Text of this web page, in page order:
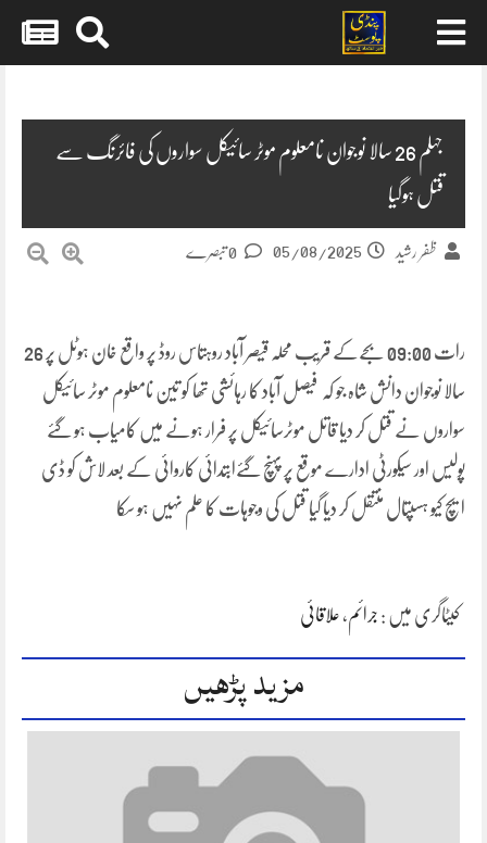
جہلم 26 سالا نوجوان نامعلوم موٹر سائیکل سواروں کی فائرنگ سے
قتل ہوگیا
ظفر رشید 05/08/2025
رات 09:00 بجےکے قریب محلہ قیصر آباد روہتاس روڈ پر واقع خان ہوٹل پر 26
سالا نوجوان دانش شاہ جو کہ فیصل آباد کا رہائشی تھا کو تین نامعلوم موٹر سائیکل
سواروں نے قتل کر دیا قاتل موٹرسائیکل پر فرار ہونے میں کامیاب ہو گئے
پولیس اور سیکورٹی ادارے موقع پر پہنچ گئےابتدائی کاروائی کے بعد لاش کو ڈی
ایچ کیو ہسپتال منتقل کر دیا گیا قتل کی وجوہات کا علم نہیں ہو سکا
کیٹاگری میں : جرائم ، علاقائی
مزید پڑھیں